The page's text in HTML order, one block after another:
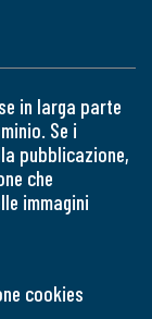
in larga parte
Se i
pubblicazione,
che
immagini
cookies